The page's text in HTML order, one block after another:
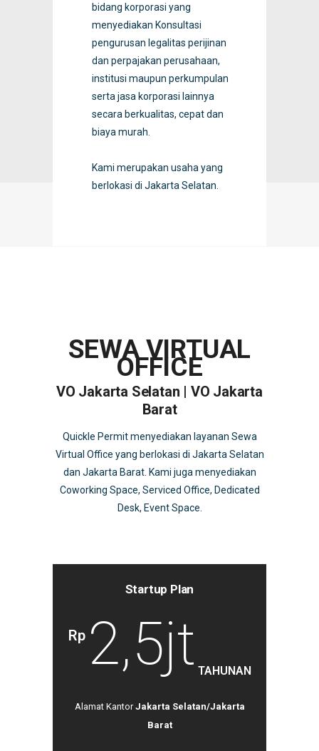
bidang korporasi yang
menyediakan Konsultasi
pengurusan legalitas perijinan
dan perpajakan perusahaan,
institusi maupun perkumpulan
serta jasa korporasi lainnya
secara berkualitas, cepat dan
biaya murah.
Kami merupakan usaha yang
berlokasi di Jakarta Selatan.
SEWA VIRTUAL
OFFICE
VO Jakarta Selatan
VO Jakarta
Barat
Quickle Permit menyediakan layanan Sewa
Virtual Office yang berlokasi di Jakarta Selatan
dan Jakarta Barat. Kami juga menyediakan
Coworking Space, Serviced Office, Dedicated
Desk, Event Space.
Startup Plan
Rp 2,5jt TAHUNAN
Alamat KantorJakarta Selatan/Jakarta
Barat